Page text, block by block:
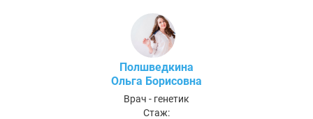
Полшведкина
Ольга Борисовна
Врач - генетик
Стаж: